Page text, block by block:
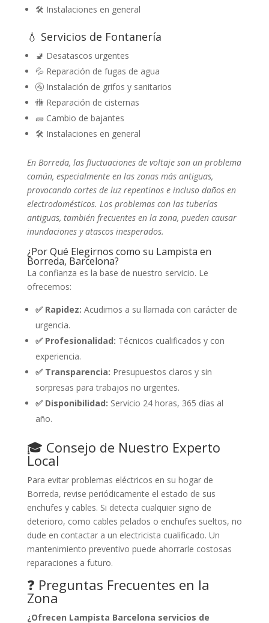
🛠️ Instalaciones en general
💧 Servicios de Fontanería
🚽 Desatascos urgentes
💦 Reparación de fugas de agua
🚰 Instalación de grifos y sanitarios
🚻 Reparación de cisternas
🧱 Cambio de bajantes
🛠️ Instalaciones en general
En Borreda, las fluctuaciones de voltaje son un problema
común, especialmente en las zonas más antiguas,
provocando cortes de luz repentinos e incluso daños en
electrodomésticos. Los problemas con las tuberías
antiguas, también frecuentes en la zona, pueden causar
inundaciones y atascos inesperados.
¿Por Qué Elegirnos como su Lampista en
Borreda, Barcelona?
La confianza es la base de nuestro servicio. Le
ofrecemos:
✅ Rapidez: Acudimos a su llamada con carácter de
urgencia.
✅ Profesionalidad: Técnicos cualificados y con
experiencia.
✅ Transparencia: Presupuestos claros y sin
sorpresas para trabajos no urgentes.
✅ Disponibilidad: Servicio 24 horas, 365 días al
año.
🎓 Consejo de Nuestro Experto
Local
Para evitar problemas eléctricos en su hogar de
Borreda, revise periódicamente el estado de sus
enchufes y cables. Si detecta cualquier signo de
deterioro, como cables pelados o enchufes sueltos, no
dude en contactar a un electricista cualificado. Un
mantenimiento preventivo puede ahorrarle costosas
reparaciones a futuro.
❓ Preguntas Frecuentes en la
Zona
¿Ofrecen Lampista Barcelona servicios de